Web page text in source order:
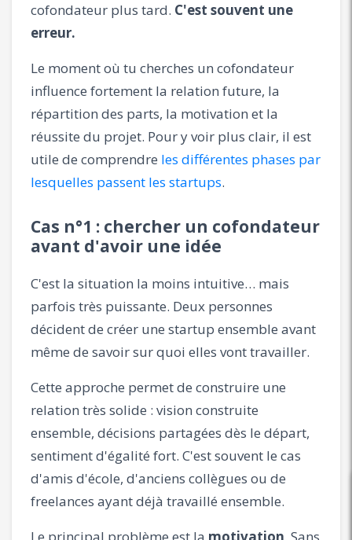
cofondateur plus tard. C'est souvent une
erreur.
Le moment où tu cherches un cofondateur
influence fortement la relation future, la
répartition des parts, la motivation et la
réussite du projet. Pour y voir plus clair, il est
utile de comprendre les différentes phases par
lesquelles passent les startups.
Cas n°1 : chercher un cofondateur
avant d'avoir une idée
C'est la situation la moins intuitive… mais
parfois très puissante. Deux personnes
décident de créer une startup ensemble avant
même de savoir sur quoi elles vont travailler.
Cette approche permet de construire une
relation très solide : vision construite
ensemble, décisions partagées dès le départ,
sentiment d'égalité fort. C'est souvent le cas
d'amis d'école, d'anciens collègues ou de
freelances ayant déjà travaillé ensemble.